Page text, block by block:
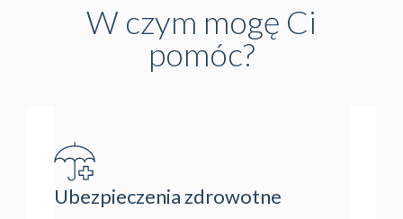
W czym mogę Ci
pomóc?
Ubezpieczenia zdrowotne